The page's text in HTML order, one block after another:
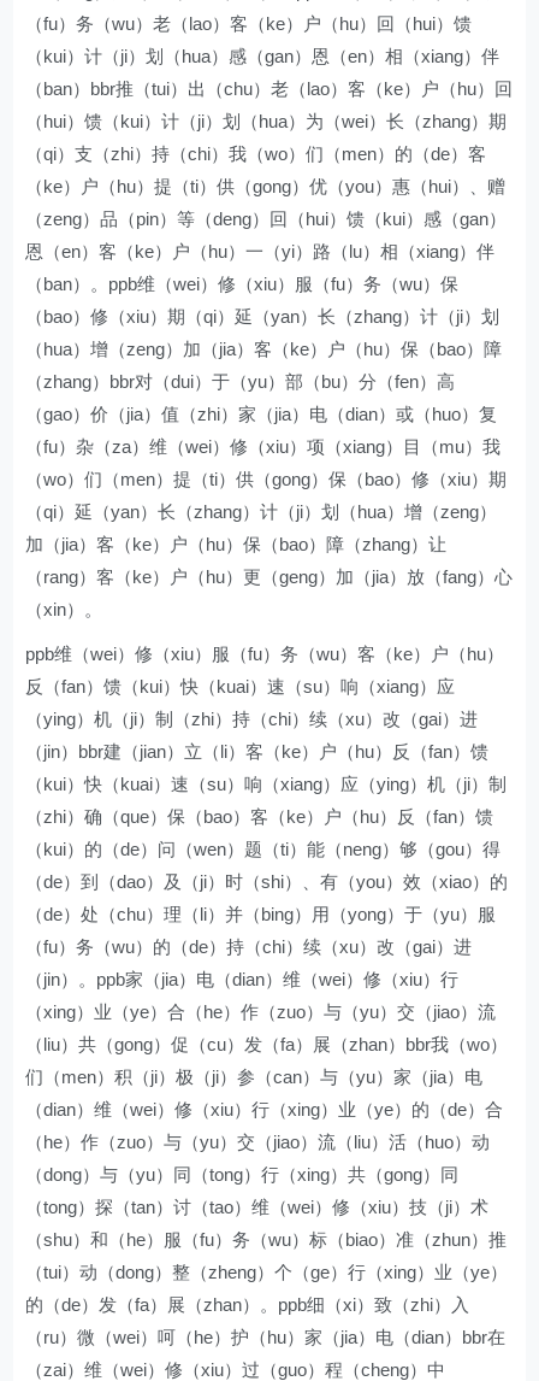
（fu）务（wu）老（lao）客（ke）户（hu）回（hui）馈
（kui）计（ji）划（hua）感（gan）恩（en）相（xiang）伴
（ban）bbr推（tui）出（chu）老（lao）客（ke）户（hu）回
（hui）馈（kui）计（ji）划（hua）为（wei）长（zhang）期
（qi）支（zhi）持（chi）我（wo）们（men）的（de）客
（ke）户（hu）提（ti）供（gong）优（you）惠（hui）、赠
（zeng）品（pin）等（deng）回（hui）馈（kui）感（gan）
恩（en）客（ke）户（hu）一（yi）路（lu）相（xiang）伴
（ban）。ppb维（wei）修（xiu）服（fu）务（wu）保
（bao）修（xiu）期（qi）延（yan）长（zhang）计（ji）划
（hua）增（zeng）加（jia）客（ke）户（hu）保（bao）障
（zhang）bbr对（dui）于（yu）部（bu）分（fen）高
（gao）价（jia）值（zhi）家（jia）电（dian）或（huo）复
（fu）杂（za）维（wei）修（xiu）项（xiang）目（mu）我
（wo）们（men）提（ti）供（gong）保（bao）修（xiu）期
（qi）延（yan）长（zhang）计（ji）划（hua）增（zeng）
加（jia）客（ke）户（hu）保（bao）障（zhang）让
（rang）客（ke）户（hu）更（geng）加（jia）放（fang）心
（xin）。
ppb维（wei）修（xiu）服（fu）务（wu）客（ke）户（hu）
反（fan）馈（kui）快（kuai）速（su）响（xiang）应
（ying）机（ji）制（zhi）持（chi）续（xu）改（gai）进
（jin）bbr建（jian）立（li）客（ke）户（hu）反（fan）馈
（kui）快（kuai）速（su）响（xiang）应（ying）机（ji）制
（zhi）确（que）保（bao）客（ke）户（hu）反（fan）馈
（kui）的（de）问（wen）题（ti）能（neng）够（gou）得
（de）到（dao）及（ji）时（shi）、有（you）效（xiao）的
（de）处（chu）理（li）并（bing）用（yong）于（yu）服
（fu）务（wu）的（de）持（chi）续（xu）改（gai）进
（jin）。ppb家（jia）电（dian）维（wei）修（xiu）行
（xing）业（ye）合（he）作（zuo）与（yu）交（jiao）流
（liu）共（gong）促（cu）发（fa）展（zhan）bbr我（wo）
们（men）积（ji）极（ji）参（can）与（yu）家（jia）电
（dian）维（wei）修（xiu）行（xing）业（ye）的（de）合
（he）作（zuo）与（yu）交（jiao）流（liu）活（huo）动
（dong）与（yu）同（tong）行（xing）共（gong）同
（tong）探（tan）讨（tao）维（wei）修（xiu）技（ji）术
（shu）和（he）服（fu）务（wu）标（biao）准（zhun）推
（tui）动（dong）整（zheng）个（ge）行（xing）业（ye）
的（de）发（fa）展（zhan）。ppb细（xi）致（zhi）入
（ru）微（wei）呵（he）护（hu）家（jia）电（dian）bbr在
（zai）维（wei）修（xiu）过（guo）程（cheng）中